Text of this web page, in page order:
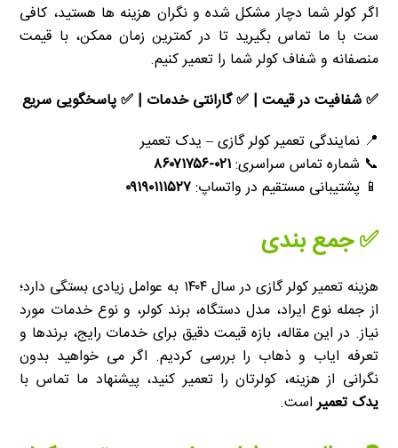
اگر کولر شما دچار مشکل شده و نگران هزینه ها هستید، کافی
ست با ما تماس بگیرید تا در کمترین زمان ممکن، با قیمت
منصفانه و شفاف کولر شما را تعمیر کنیم.
✅ شفافیت در قیمت | ✅ گارانتی خدمات | ✅ پاسخگویی سریع
📍 نمایندگی تعمیر کولر گازی – یدک تعمیر
📞 شماره تماس سراسری:۰۲۱-۸۶۰۷۱۷۵۶
📱 پشتیبانی مستقیم در واتساپ:۰۹۱۹۰۱۱۱۵۲۷
✅ جمع بندی
هزینه تعمیر کولر گازی در سال ۱۴۰۴ به عوامل زیادی بستگی دارد؛
از جمله نوع ایراد، مدل دستگاه، برند کولر، و نوع خدمات مورد
نیاز. در این مقاله، بازه قیمت دقیق برای خدمات رایج، برندها و
تعرفه ایاب و ذهاب را بررسی کردیم. اگر می خواهید بدون
نگرانی از هزینه، کولرتان را تعمیر کنید، پیشنهاد ما تماس با
یدک تعمیراست.